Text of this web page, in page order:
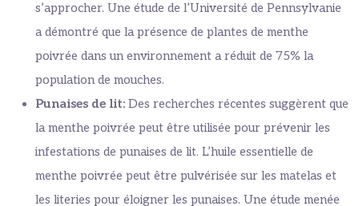
s’approcher. Une étude de l’Université de Pennsylvanie
a démontré que la présence de plantes de menthe
poivrée dans un environnement a réduit de 75% la
population de mouches.
Punaises de lit: Des recherches récentes suggèrent que
la menthe poivrée peut être utilisée pour prévenir les
infestations de punaises de lit. L’huile essentielle de
menthe poivrée peut être pulvérisée sur les matelas et
les literies pour éloigner les punaises. Une étude menée